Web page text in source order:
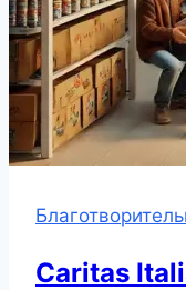
Caritas